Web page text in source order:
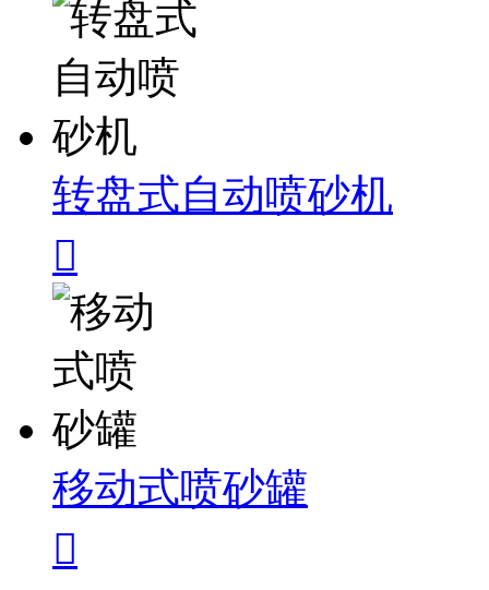
转盘式自动喷砂机

移动式喷砂罐
